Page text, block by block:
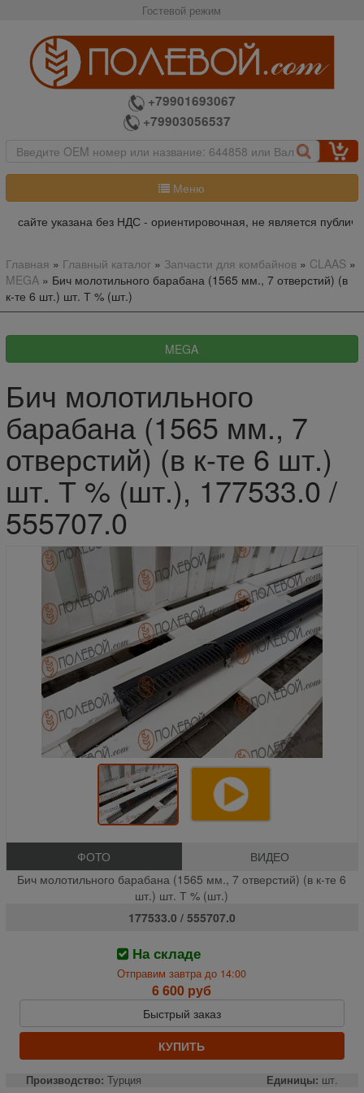
Гостевой режим
+79901693067
+79903056537
Меню
указана без НДС - ориентировочная, не является
Главная » Главный каталог» Запчасти для комбайнов» CLAAS»
MEGA» Бич молотильного барабана (1565 мм., 7 отверстий) (в
к-те 6 шт.) шт. Т % (шт.)
Бич молотильного
барабана (1565 мм., 7
отверстий) (в к-те 6 шт.)
шт. Т % (шт.), 177533.0 /
555707.0
ФОТО
ВИДЕО
Бич молотильного барабана (1565 мм., 7 отверстий) (в к-те 6
шт.) шт. Т % (шт.)
177533.0 / 555707.0
На складе
Отправим завтра до 14:00
6 600 руб
Быстрый заказ
КУПИТЬ
Производство: Турция Единицы: шт.